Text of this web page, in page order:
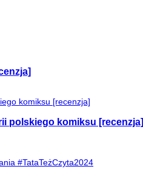
polskiego komiksu [recenzja]